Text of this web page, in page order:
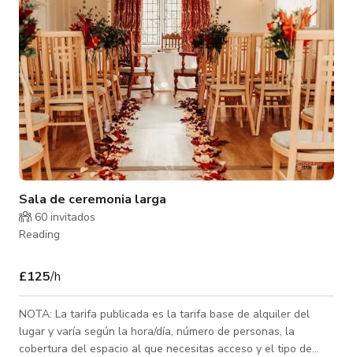
aquí. El
Sala de ceremonia larga
60 invitados
Reading
£125/h
NOTA: La tarifa publicada es la tarifa base de alquiler del
lugar y varía según la hora/día, número de personas, la
cobertura del espacio al que necesitas acceso y el tipo de